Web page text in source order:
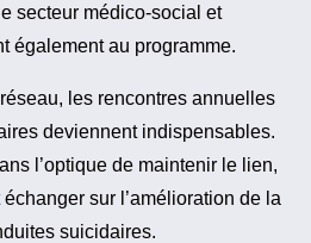
secteur médico-social et
également au programme.
les rencontres annuelles
deviennent indispensables.
l’optique de maintenir le lien,
sur l’amélioration de la
suicidaires.